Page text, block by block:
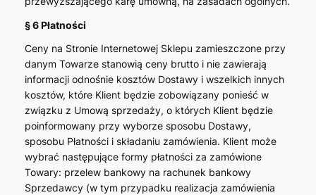
§ 6 Płatności
Ceny na Stronie Internetowej Sklepu zamieszczone przy
danym Towarze stanowią ceny brutto i nie zawierają
informacji odnośnie kosztów Dostawy i wszelkich innych
kosztów, które Klient będzie zobowiązany ponieść w
związku z Umową sprzedaży, o których Klient będzie
poinformowany przy wyborze sposobu Dostawy,
sposobu Płatności i składaniu zamówienia. Klient może
wybrać następujące formy płatności za zamówione
Towary: przelew bankowy na rachunek bankowy
Sprzedawcy (w tym przypadku realizacja zamówienia